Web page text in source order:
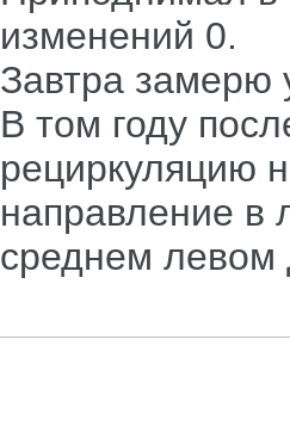
изменений 0.
Завтра замерю
В том году
рециркуляцию
направление в
среднем левом